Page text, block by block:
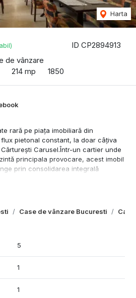
ID CP2894913
de vânzare
214 mp 1850
Harta
Case de vânzare Bucuresti
rară pe piața imobiliară din
pietonal constant, la doar câțiva
Carusel.Într-un cartier unde
principala provocare, acest imobil
prin consolidarea integrală
imediată sau pe termen lung.
în pardoseală, tâmplărie termopan
AC.
proprii și 4 grupuri sanitare.Birou
5
1
1